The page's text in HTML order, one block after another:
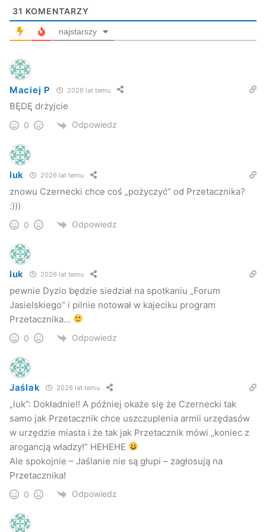
31 KOMENTARZY
najstarszy
Maciej P 2026 lat temu
BĘDĘ drżyjcie
0 Odpowiedz
luk 2026 lat temu
znowu Czernecki chce coś „pożyczyć” od Przetacznika?
:)))
0 Odpowiedz
luk 2026 lat temu
pewnie Dyzio będzie siedział na spotkaniu „Forum
Jasielskiego” i pilnie notował w kajeciku program
Przetacznika…
0 Odpowiedz
Jaślak 2026 lat temu
„luk”: Dokładnie!! A później okaże się że Czernecki tak
samo jak Przetacznik chce uszczuplenia armii urzędasów
w urzędzie miasta i że tak jak Przetacznik mówi „koniec z
arogancją władzy!” HEHEHE
Ale spokojnie – Jaślanie nie są głupi – zagłosują na
Przetacznika!
0 Odpowiedz